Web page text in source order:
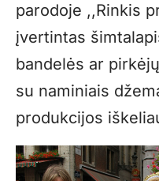
parodoje ,,Rinkis
įvertintas
bandelės ar
su naminiais
produkcijos